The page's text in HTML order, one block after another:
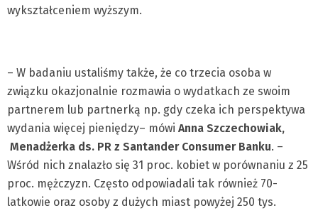
wykształceniem wyższym.
– W badaniu ustaliśmy także, że co trzecia osoba w
związku okazjonalnie rozmawia o wydatkach ze swoim
partnerem lub partnerką np. gdy czeka ich perspektywa
wydania więcej pieniędzy– mówi Anna Szczechowiak,
Menadżerka ds. PR z Santander Consumer Banku. –
Wśród nich znalazło się 31 proc. kobiet w porównaniu z 25
proc. mężczyzn. Często odpowiadali tak również 70-
latkowie oraz osoby z dużych miast powyżej 250 tys.